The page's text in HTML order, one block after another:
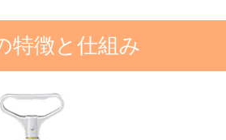
特徴と仕組み